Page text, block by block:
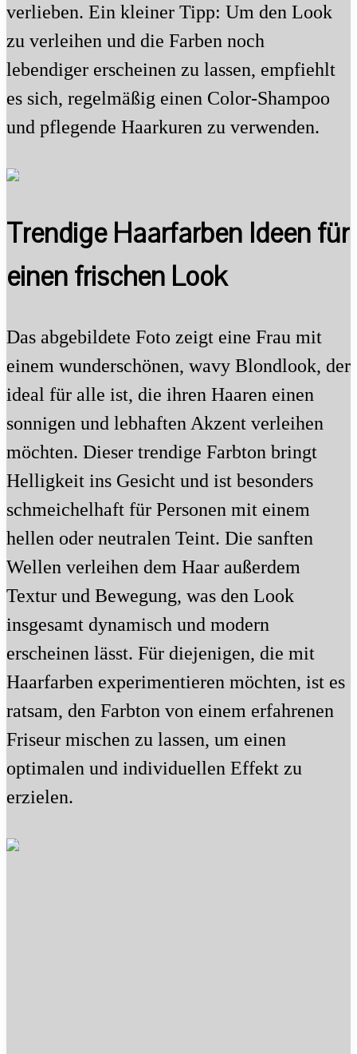
verlieben. Ein kleiner Tipp: Um den Look
zu verleihen und die Farben noch
lebendiger erscheinen zu lassen, empfiehlt
es sich, regelmäßig einen Color-Shampoo
und pflegende Haarkuren zu verwenden.
Trendige Haarfarben Ideen für
einen frischen Look
Das abgebildete Foto zeigt eine Frau mit
einem wunderschönen, wavy Blondlook, der
ideal für alle ist, die ihren Haaren einen
sonnigen und lebhaften Akzent verleihen
möchten. Dieser trendige Farbton bringt
Helligkeit ins Gesicht und ist besonders
schmeichelhaft für Personen mit einem
hellen oder neutralen Teint. Die sanften
Wellen verleihen dem Haar außerdem
Textur und Bewegung, was den Look
insgesamt dynamisch und modern
erscheinen lässt. Für diejenigen, die mit
Haarfarben experimentieren möchten, ist es
ratsam, den Farbton von einem erfahrenen
Friseur mischen zu lassen, um einen
optimalen und individuellen Effekt zu
erzielen.